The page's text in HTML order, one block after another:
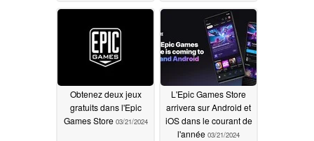
Obtenez deux jeux
gratuits dans l'Epic
Games Store 03/21/2024
L'Epic Games Store
arrivera sur Android et
iOS dans le courant de
l'année 03/21/2024